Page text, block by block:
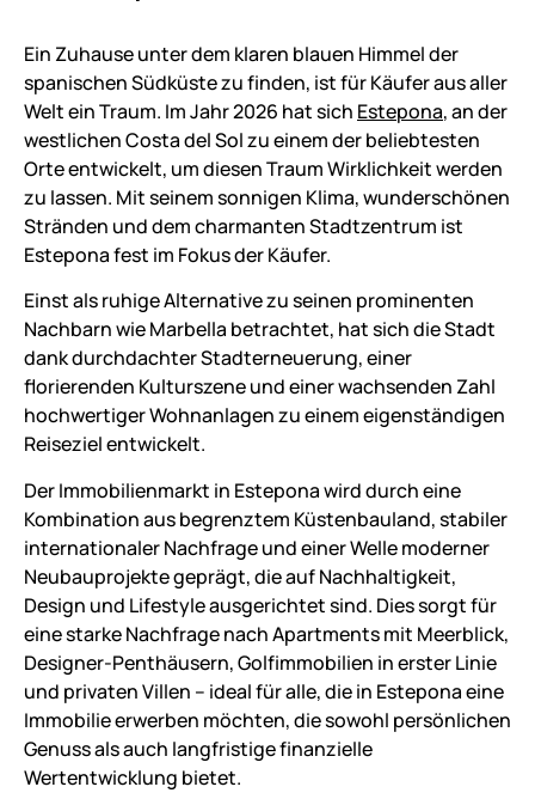
Ein Zuhause unter dem klaren blauen Himmel der
spanischen Südküste zu finden, ist für Käufer aus aller
Welt ein Traum. Im Jahr 2026 hat sich Estepona, an der
westlichen Costa del Sol zu einem der beliebtesten
Orte entwickelt, um diesen Traum Wirklichkeit werden
zu lassen. Mit seinem sonnigen Klima, wunderschönen
Stränden und dem charmanten Stadtzentrum ist
Estepona fest im Fokus der Käufer.
Einst als ruhige Alternative zu seinen prominenten
Nachbarn wie Marbella betrachtet, hat sich die Stadt
dank durchdachter Stadterneuerung, einer
florierenden Kulturszene und einer wachsenden Zahl
hochwertiger Wohnanlagen zu einem eigenständigen
Reiseziel entwickelt.
Der Immobilienmarkt in Estepona wird durch eine
Kombination aus begrenztem Küstenbauland, stabiler
internationaler Nachfrage und einer Welle moderner
Neubauprojekte geprägt, die auf Nachhaltigkeit,
Design und Lifestyle ausgerichtet sind. Dies sorgt für
eine starke Nachfrage nach Apartments mit Meerblick,
Designer-Penthäusern, Golfimmobilien in erster Linie
und privaten Villen – ideal für alle, die in Estepona eine
Immobilie erwerben möchten, die sowohl persönlichen
Genuss als auch langfristige finanzielle
Wertentwicklung bietet.